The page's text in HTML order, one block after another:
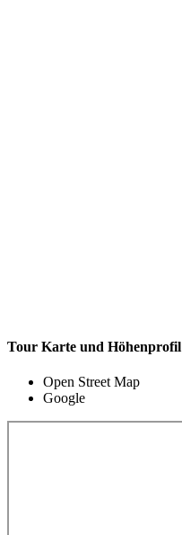
Tour Karte und Höhenprofil
Open Street Map
Google